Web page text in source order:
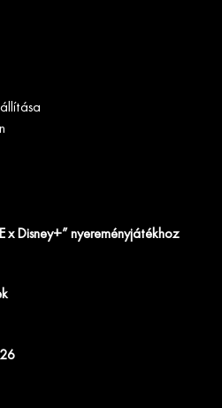
x Disney+” nyereményjátékhoz